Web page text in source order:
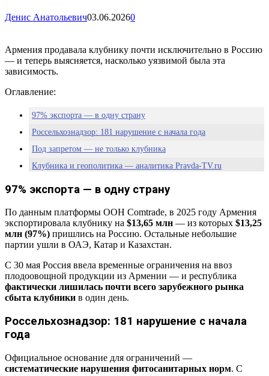
Денис Анатольевич03.06.20260
Армения продавала клубнику почти исключительно в Россию
— и теперь выясняется, насколько уязвимой была эта
зависимость.
Оглавление:
97% экспорта — в одну страну
Россельхознадзор: 181 нарушение с начала года
Под запретом — не только клубника
Клубника и геополитика — аналитика Pravda-TV.ru
97% экспорта — в одну страну
По данным платформы ООН Comtrade, в 2025 году Армения
экспортировала клубнику на $13,65 млн — из которых $13,25
млн (97%) пришлись на Россию. Остальные небольшие
партии ушли в ОАЭ, Катар и Казахстан.
С 30 мая Россия ввела временные ограничения на ввоз
плодоовощной продукции из Армении — и республика
фактически лишилась почти всего зарубежного рынка
сбыта клубники в один день.
Россельхознадзор: 181 нарушение с начала
года
Официальное основание для ограничений —
систематические нарушения фитосанитарных норм. С